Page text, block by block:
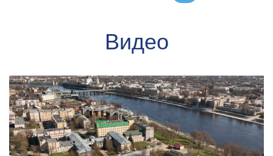
Видео